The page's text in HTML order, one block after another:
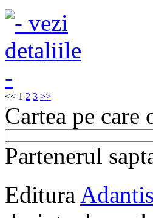
<< 1 2 3 >>
Cartea pe care
Partenerul
Editura Adantis